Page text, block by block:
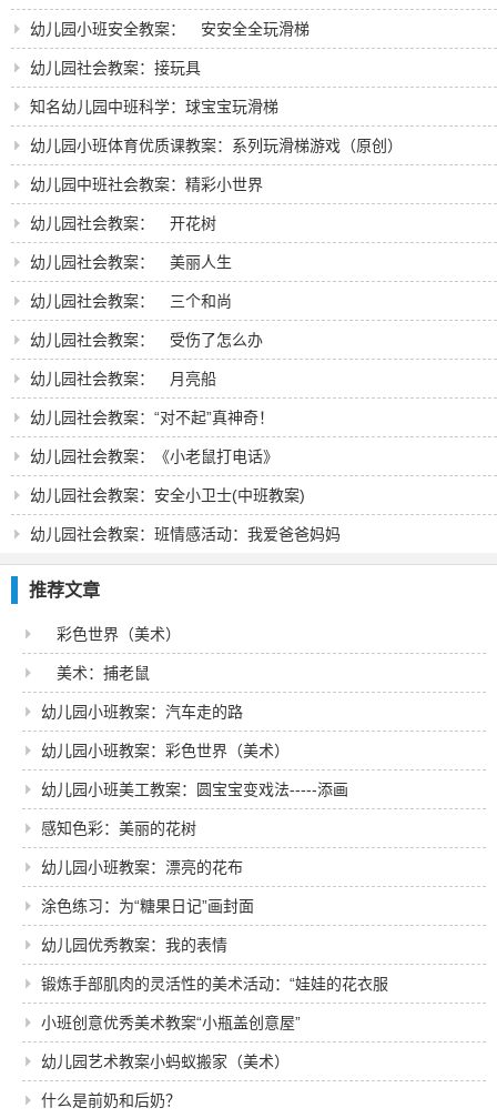
幼儿园小班安全教案： 安安全全玩滑梯
幼儿园社会教案：接玩具
知名幼儿园中班科学：球宝宝玩滑梯
幼儿园小班体育优质课教案：系列玩滑梯游戏（原创）
幼儿园中班社会教案：精彩小世界
幼儿园社会教案： 开花树
幼儿园社会教案： 美丽人生
幼儿园社会教案： 三个和尚
幼儿园社会教案： 受伤了怎么办
幼儿园社会教案： 月亮船
幼儿园社会教案：“对不起”真神奇！
幼儿园社会教案：《小老鼠打电话》
幼儿园社会教案：安全小卫士(中班教案)
幼儿园社会教案：班情感活动：我爱爸爸妈妈
推荐文章
彩色世界（美术）
美术：捕老鼠
幼儿园小班教案：汽车走的路
幼儿园小班教案：彩色世界（美术）
幼儿园小班美工教案：圆宝宝变戏法-----添画
感知色彩：美丽的花树
幼儿园小班教案：漂亮的花布
涂色练习：为“糖果日记”画封面
幼儿园优秀教案：我的表情
锻炼手部肌肉的灵活性的美术活动：“娃娃的花衣服
小班创意优秀美术教案“小瓶盖创意屋”
幼儿园艺术教案小蚂蚁搬家（美术）
什么是前奶和后奶？